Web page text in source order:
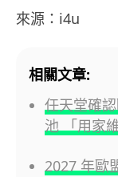
來源：i4u
相關文章:
任天堂確
池 「用家
2027 年歐